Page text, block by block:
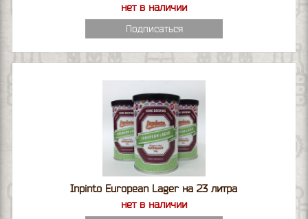
нет в наличии
Подписаться
Inpinto European Lager на 23 литра
нет в наличии